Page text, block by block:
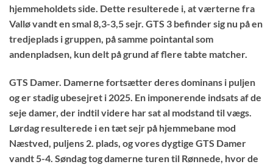
hjemmeholdets side. Dette resulterede i, at værterne fra
Vallø vandt en smal 8,3-3,5 sejr. GTS 3 befinder sig nu på en
tredjeplads i gruppen, på samme pointantal som
andenpladsen, kun delt på grund af flere tabte matcher.
GTS Damer. Damerne fortsætter deres dominans i puljen
og er stadig ubesejret i 2025. En imponerende indsats af de
seje damer, der indtil videre har sat al modstand til vægs.
Lørdag resulterede i en tæt sejr på hjemmebane mod
Næstved, puljens 2. plads, og vores dygtige GTS Damer
vandt 5-4. Søndag tog damerne turen til Rønnede, hvor de